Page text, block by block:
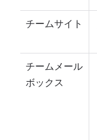
チームサイト
チームメール
ボックス